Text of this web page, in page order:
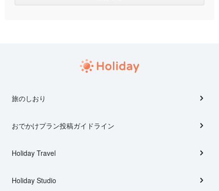
旅のしおり
おでかけプラン投稿ガイドライン
Holiday Travel
Holiday Studio